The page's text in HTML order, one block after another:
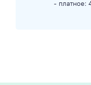
- платное: